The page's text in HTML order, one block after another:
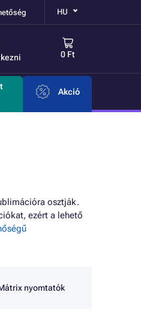
HU
0 Ft
Akció
osztják.
ezért a lehető
nyomtatók